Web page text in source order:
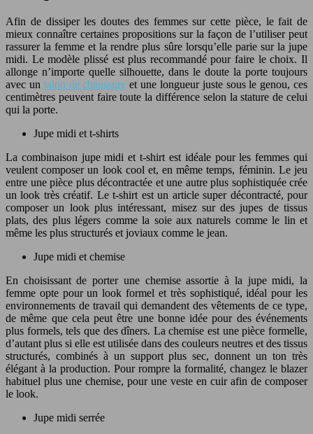
Afin de dissiper les doutes des femmes sur cette pièce, le fait de
mieux connaître certaines propositions sur la façon de l’utiliser peut
rassurer la femme et la rendre plus sûre lorsqu’elle parie sur la jupe
midi. Le modèle plissé est plus recommandé pour faire le choix. Il
allonge n’importe quelle silhouette, dans le doute la porte toujours
avec un talon de chaussure et une longueur juste sous le genou, ces
centimètres peuvent faire toute la différence selon la stature de celui
qui la porte.
Jupe midi et t-shirts
La combinaison jupe midi et t-shirt est idéale pour les femmes qui
veulent composer un look cool et, en même temps, féminin. Le jeu
entre une pièce plus décontractée et une autre plus sophistiquée crée
un look très créatif. Le t-shirt est un article super décontracté, pour
composer un look plus intéressant, misez sur des jupes de tissus
plats, des plus légers comme la soie aux naturels comme le lin et
même les plus structurés et joviaux comme le jean.
Jupe midi et chemise
En choisissant de porter une chemise assortie à la jupe midi, la
femme opte pour un look formel et très sophistiqué, idéal pour les
environnements de travail qui demandent des vêtements de ce type,
de même que cela peut être une bonne idée pour des événements
plus formels, tels que des dîners. La chemise est une pièce formelle,
d’autant plus si elle est utilisée dans des couleurs neutres et des tissus
structurés, combinés à un support plus sec, donnent un ton très
élégant à la production. Pour rompre la formalité, changez le blazer
habituel plus une chemise, pour une veste en cuir afin de composer
le look.
Jupe midi serrée